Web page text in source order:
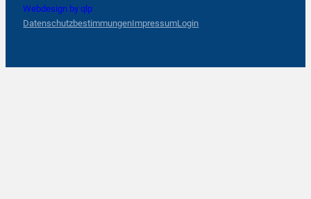
Webdesign by qlp
DatenschutzbestimmungenImpressumLogin